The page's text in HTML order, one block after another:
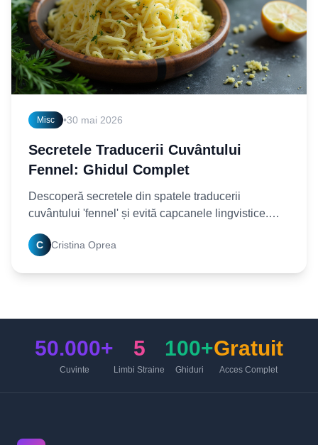
Misc •30 mai 2026
Secretele Traducerii Cuvântului
Fennel: Ghidul Complet
Descoperă secretele din spatele traducerii
cuvântului 'fennel' și evită capcanele lingvistice.
botanic
C Cristina Oprea
50.000+
Cuvinte
5
Limbi Straine
100+
Ghiduri
Gratuit
Acces Complet